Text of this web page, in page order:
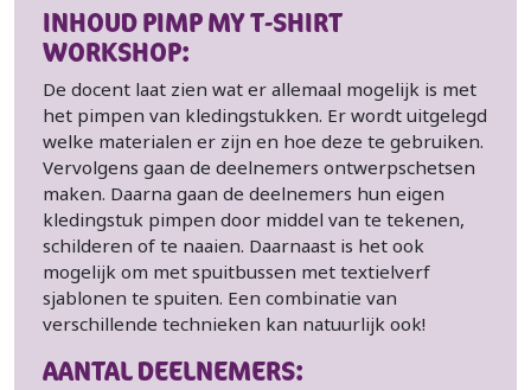
INHOUD PIMP MY T-SHIRT
WORKSHOP:
De docent laat zien wat er allemaal mogelijk is met
het pimpen van kledingstukken. Er wordt uitgelegd
welke materialen er zijn en hoe deze te gebruiken.
Vervolgens gaan de deelnemers ontwerpschetsen
maken. Daarna gaan de deelnemers hun eigen
kledingstuk pimpen door middel van te tekenen,
schilderen of te naaien. Daarnaast is het ook
mogelijk om met spuitbussen met textielverf
sjablonen te spuiten. Een combinatie van
verschillende technieken kan natuurlijk ook!
AANTAL DEELNEMERS: